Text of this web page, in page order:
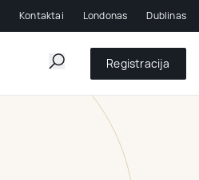
Kontaktai Londonas Dublinas
Registracija